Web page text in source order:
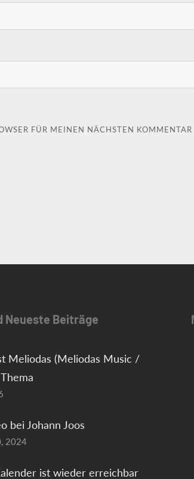
FÜR MEINEN NÄCHSTEN KOMMENTAR
Neueste Beiträge
Meliodas (Meliodas Music /
bei Johann Joos
2024
ist wieder erreichbar